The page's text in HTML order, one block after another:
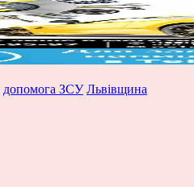
допомога ЗСУ Львівщина